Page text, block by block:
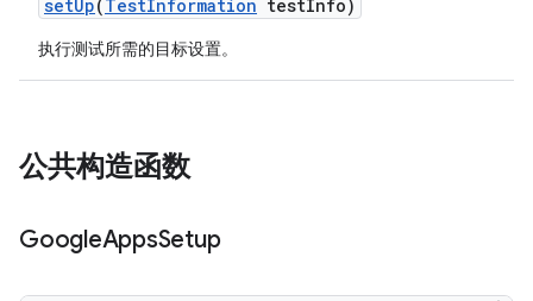
setUp( TestInformation testInfo)
执行测试所需的目标设置。
公共构造函数
GoogleAppsSetup